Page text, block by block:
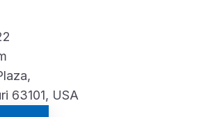
63101, USA